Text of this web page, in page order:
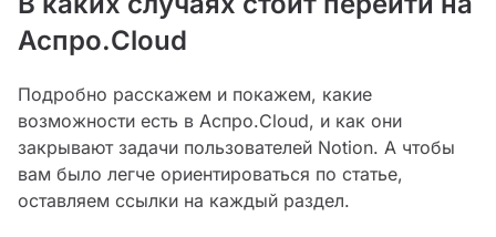
Аспро.Cloud
Подробно расскажем и покажем, какие
возможности есть в Аспро.Cloud, и как они
закрывают задачи пользователей Notion. А чтобы
вам было легче ориентироваться по статье,
оставляем ссылки на каждый раздел.